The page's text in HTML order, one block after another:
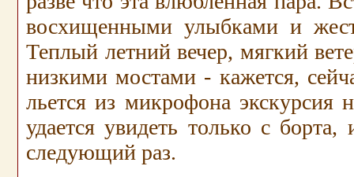
восхищенными улыбками и
Теплый летний вечер, мягкий
низкими мостами - кажется,
льется из микрофона
удается увидеть только с
следующий раз.